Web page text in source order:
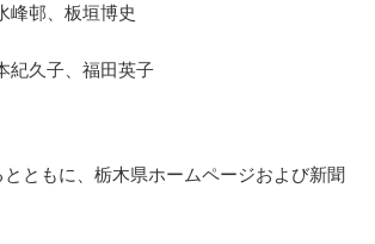
峰邨、板垣博史
紀久子、福田英子
ともに、栃木県ホームページおよび新聞